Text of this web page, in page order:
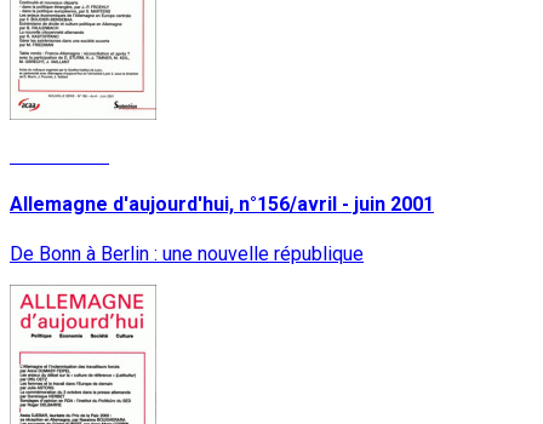
Allemagne d'aujourd'hui, n°156/avril - juin 2001
De Bonn à Berlin : une nouvelle république